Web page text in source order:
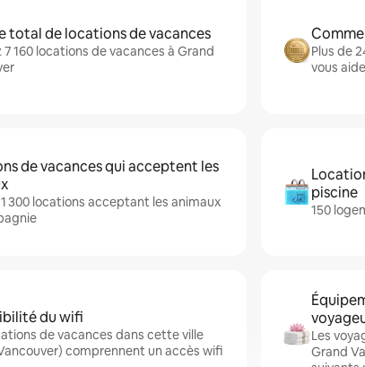
total de locations de vacances
7 160 locations de vacances à Grand
Plus de
vous
de vacances qui acceptent les
300 locations acceptant les animaux
piscine
150
du wifi
de vacances dans cette ville
comprennent un accès wifi
Les
Grand